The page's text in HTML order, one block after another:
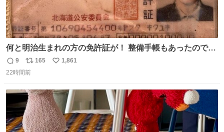
何と明治生まれの方の免許証が！ 整備手帳もあったのでこ
の方は新車で買われてるようです 住所調べても既に家はな
くAIに聞いたりリサーチ力の凄い酷道仲間に調べてもらっ
分の手でこの免許証を親族の方に返したいと思っていて今
回実現しそうです
返
信
9
リ
ポ
ト
数
165
い
数
1,861
22時間前